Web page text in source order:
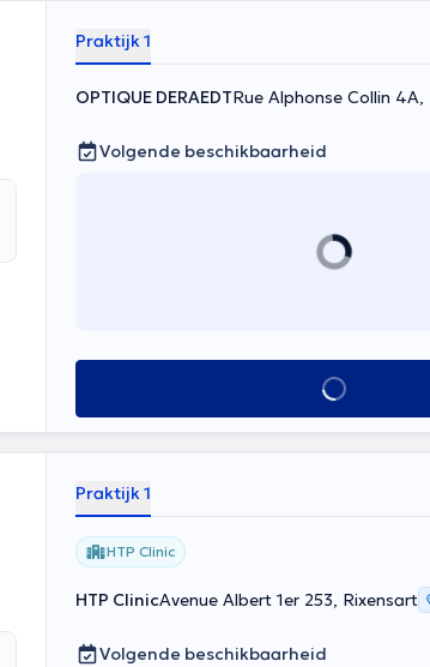
Praktijk 1
OPTIQUE DERAEDTRue Alphonse Collin 4A,
Volgende beschikbaarheid
Alles zien
Praktijk 1
HTP Clinic
HTP ClinicAvenue Albert 1er 253, Rixensart
Volgende beschikbaarheid